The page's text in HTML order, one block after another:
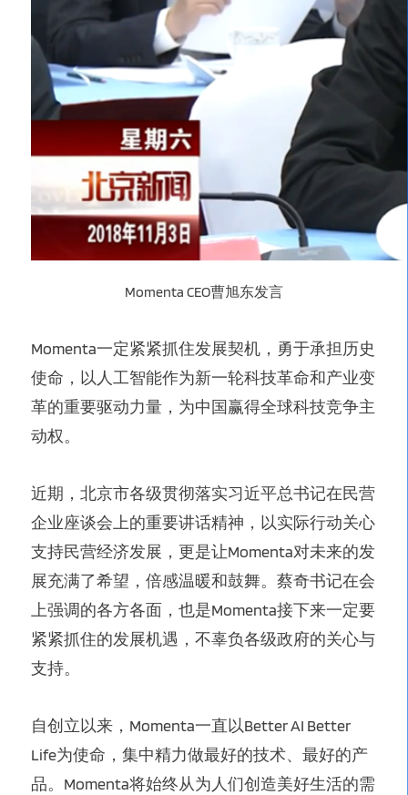
Momenta CEO曹旭东发言
Momenta一定紧紧抓住发展契机，勇于承担历史
使命，以人工智能作为新一轮科技革命和产业变
革的重要驱动力量，为中国赢得全球科技竞争主
动权。
近期，北京市各级贯彻落实习近平总书记在民营
企业座谈会上的重要讲话精神，以实际行动关心
支持民营经济发展，更是让Momenta对未来的发
展充满了希望，倍感温暖和鼓舞。蔡奇书记在会
上强调的各方各面，也是Momenta接下来一定要
紧紧抓住的发展机遇，不辜负各级政府的关心与
支持。
自创立以来，Momenta一直以Better AI Better
Life为使命，集中精力做最好的技术、最好的产
品。Momenta将始终从为人们创造美好生活的需